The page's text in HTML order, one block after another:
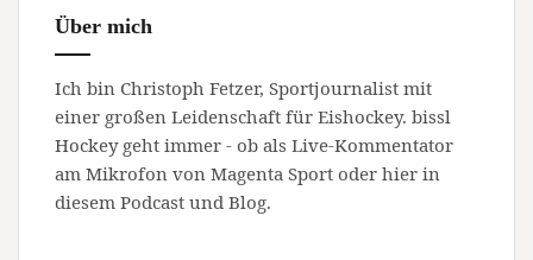
Über mich
Ich bin Christoph Fetzer, Sportjournalist mit
einer großen Leidenschaft für Eishockey. bissl
Hockey geht immer - ob als Live-Kommentator
am Mikrofon von Magenta Sport oder hier in
diesem Podcast und Blog.